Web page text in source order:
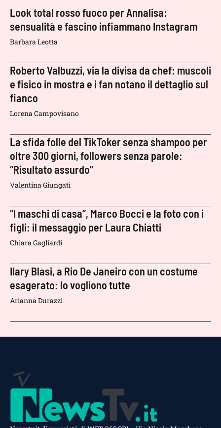
Look total rosso fuoco per Annalisa:
sensualità e fascino infiammano Instagram
Barbara Leotta
Roberto Valbuzzi, via la divisa da chef: muscoli
e fisico in mostra e i fan notano il dettaglio sul
fianco
Lorena Campovisano
La sfida folle del TikToker senza shampoo per
oltre 300 giorni, followers senza parole:
“Risultato assurdo”
Valentina Giungati
“I maschi di casa”, Marco Bocci e la foto con i
figli: il messaggio per Laura Chiatti
Chiara Gagliardi
Ilary Blasi, a Rio De Janeiro con un costume
esagerato: lo vogliono tutte
Arianna Durazzi